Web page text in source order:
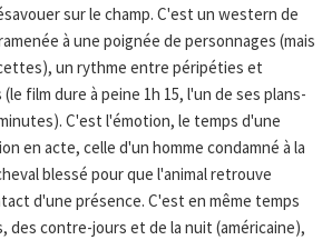
sur le champ. C'est un western de
à une poignée de personnages (mais
un rythme entre péripéties et
film dure à peine 1h 15, l'un de ses plans-
C'est l'émotion, le temps d'une
en acte, celle d'un homme condamné à la
blessé pour que l'animal retrouve
d'une présence. C'est en même temps
des contre-jours et de la nuit (américaine),